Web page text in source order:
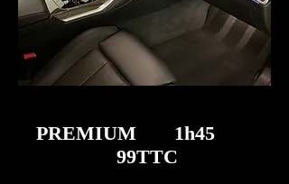
PREMIUM 1h45
99TTC